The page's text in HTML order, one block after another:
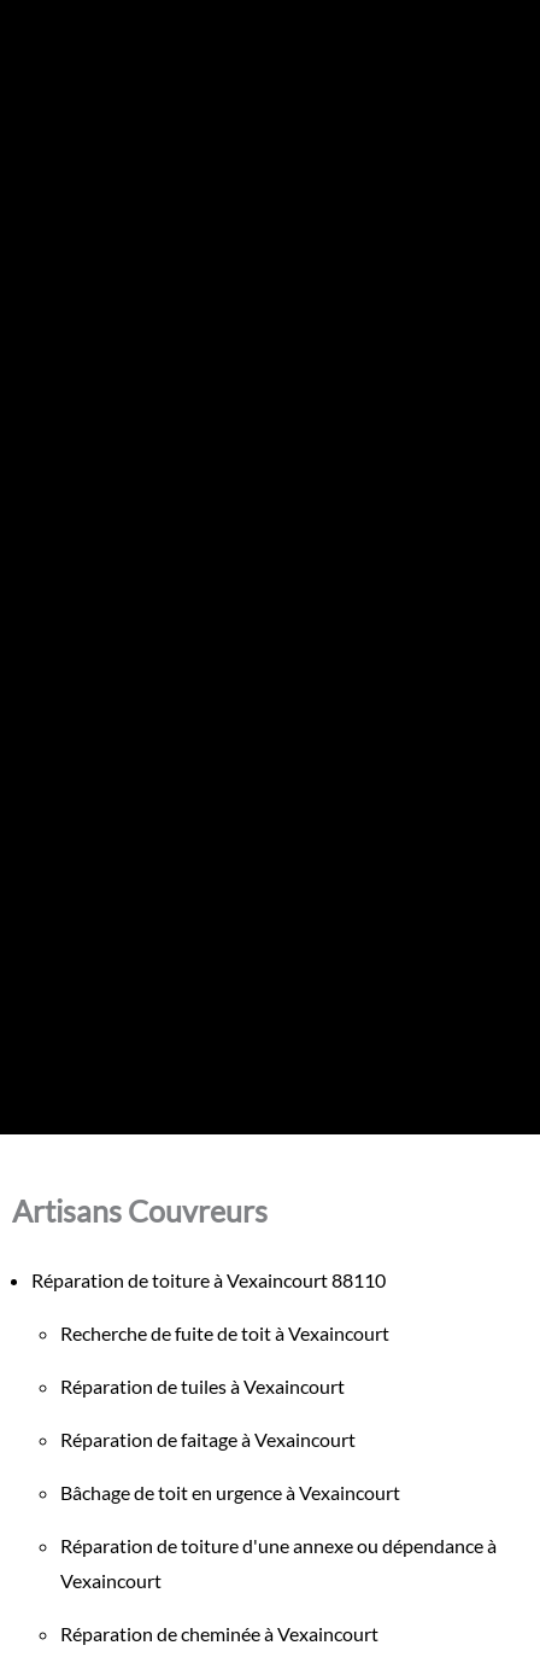
Artisans Couvreurs
Réparation de toiture à Vexaincourt 88110
Recherche de fuite de toit à Vexaincourt
Réparation de tuiles à Vexaincourt
Réparation de faitage à Vexaincourt
Bâchage de toit en urgence à Vexaincourt
Réparation de toiture d'une annexe ou dépendance à
Vexaincourt
Réparation de cheminée à Vexaincourt